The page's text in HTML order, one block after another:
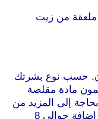
من زيت
حسب نوع بشرتك
مادة مقلصة
إلى المزيد من
الليمون)، إذا كانت بشرتك جافة فيمكنك إضافة حوالي 8